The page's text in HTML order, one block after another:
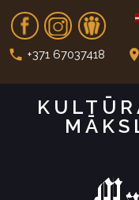
t
Fb In Dr
call +371 67037418 place